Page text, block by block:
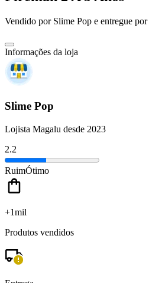
Vendido por Slime Pop e entregue por
Informações da loja
Slime Pop
Lojista Magalu desde 2023
2.2
RuimÓtimo
+1mil
Produtos vendidos